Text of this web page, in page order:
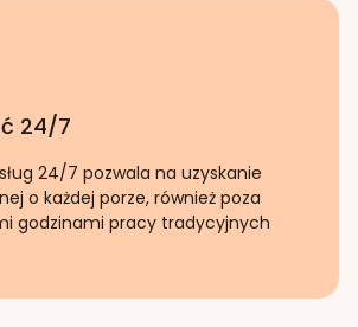
24/7
24/7 pozwala na uzyskanie
o każdej porze, również poza
godzinami pracy tradycyjnych